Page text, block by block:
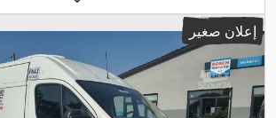
وقود:ديزل, لون:أبيض, كابينة السائق:كابينة نهارية
فئة الانبعاثات:يورو 6 , عدد المقاعد:3, الطول
1.930 مم , الارتفاع الكلي: 2.150 مم , طول
مم, عرض مساحة التحميل:1.500 مم , ارتفاع
, معدات:Apple CarPlay, بلوتوث, تكييف الهواء, تنظيم
النوافذ الكهربائي, قفل مركزي, مثبت السرعة,
إعلان صغير